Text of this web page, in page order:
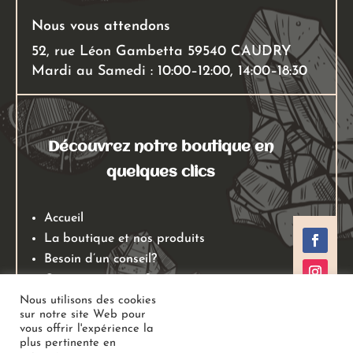
Nous vous attendons
52, rue Léon Gambetta 59540 CAUDRY
Mardi au Samedi : 10:00–12:00, 14:00–18:30
Découvrez notre boutique en
quelques clics
Accueil
La boutique et nos produits
Besoin d’un conseil?
Mentions légales
Conditions générales de ventes
Politiques de retours
Nous utilisons des cookies
sur notre site Web pour
vous offrir l'expérience la
plus pertinente en